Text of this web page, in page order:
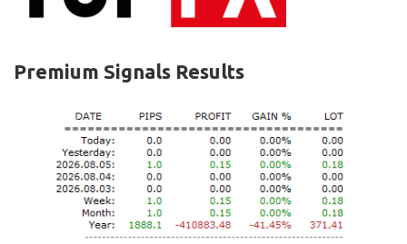
Premium Signals Results